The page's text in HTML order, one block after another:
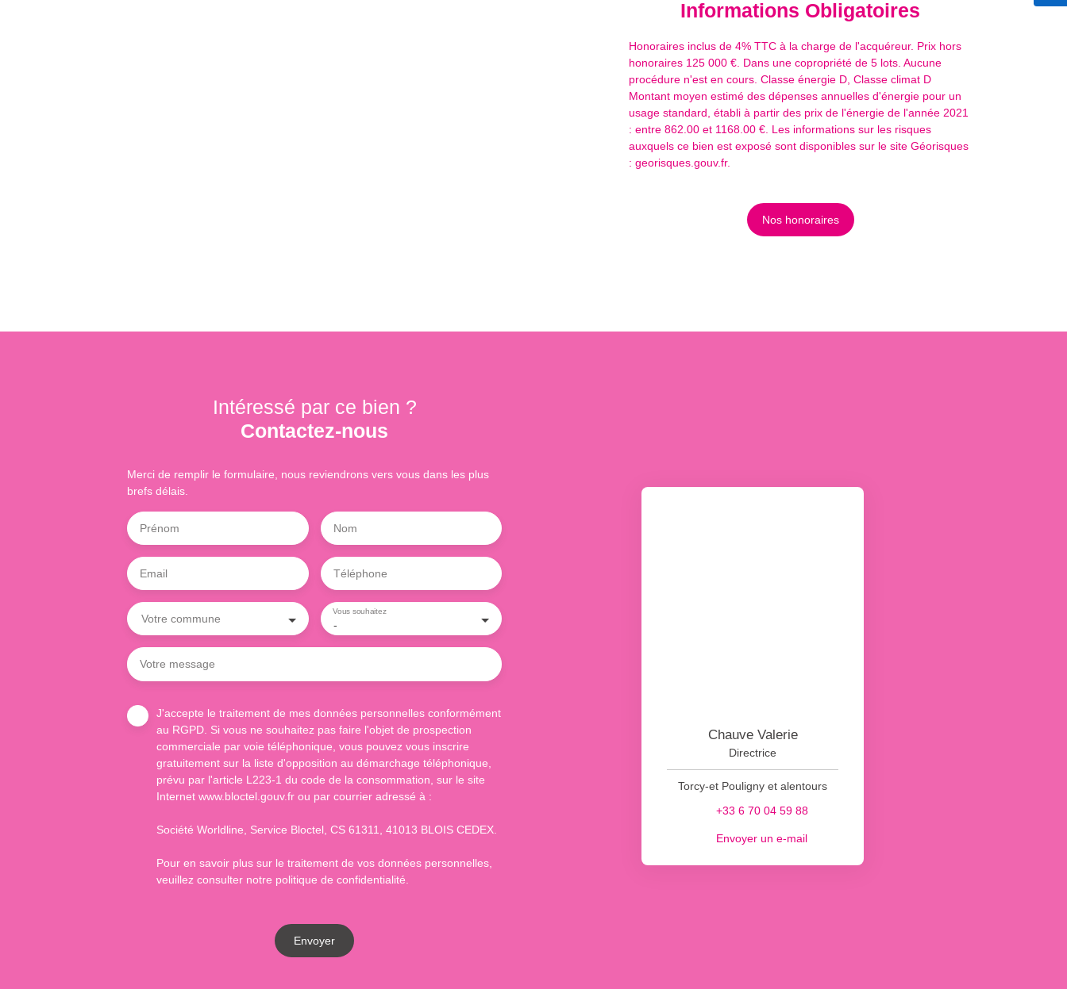
Informations Obligatoires
Honoraires inclus de 4% TTC à la charge de l'acquéreur. Prix hors
honoraires 125 000 €. Dans une copropriété de 5 lots. Aucune
procédure n'est en cours. Classe énergie D, Classe climat D
Montant moyen estimé des dépenses annuelles d'énergie pour un
usage standard, établi à partir des prix de l'énergie de l'année 2021
: entre 862.00 et 1168.00 €. Les informations sur les risques
auxquels ce bien est exposé sont disponibles sur le site Géorisques
: georisques.gouv.fr.
Nos honoraires
Intéressé par ce bien ?
Contactez-nous
Merci de remplir le formulaire, nous reviendrons vers vous dans les plus
brefs délais.
Prénom Nom
Email Téléphone
Votre commune -
Vous souhaitez
Votre message
J'accepte le traitement de mes données personnelles conformément
au RGPD. Si vous ne souhaitez pas faire l'objet de prospection
commerciale par voie téléphonique, vous pouvez vous inscrire
gratuitement sur la liste d'opposition au démarchage téléphonique,
prévu par l'article L223-1 du code de la consommation, sur le site
Internet www.bloctel.gouv.fr ou par courrier adressé à :
Société Worldline, Service Bloctel, CS 61311, 41013 BLOIS CEDEX.
Pour en savoir plus sur le traitement de vos données personnelles,
veuillez consulter notre politique de confidentialité.
Envoyer
Chauve Valerie
Directrice
Torcy-et Pouligny et alentours
+33 6 70 04 59 88
Envoyer un e-mail